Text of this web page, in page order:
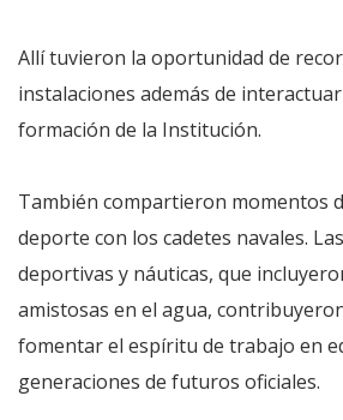
Allí tuvieron la oportunidad de
instalaciones además de
formación de la Institución.
También compartieron momentos
deporte con los cadetes navales.
deportivas y náuticas, que
amistosas en el agua,
fomentar el espíritu de trabajo en
generaciones de futuros oficiales.